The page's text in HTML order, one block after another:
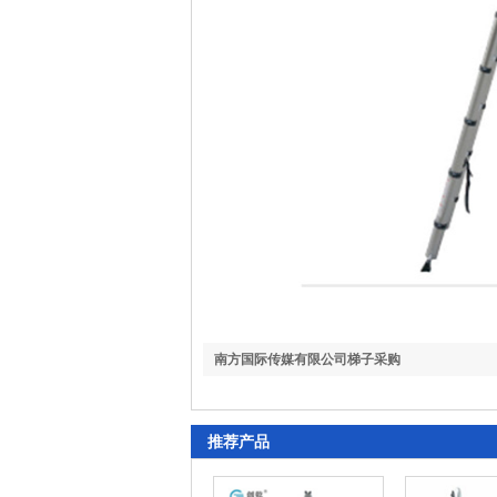
南方国际传媒有限公司梯子采购
推荐产品